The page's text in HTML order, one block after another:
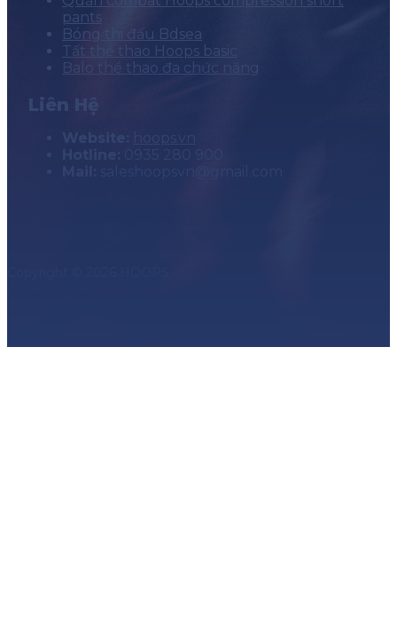
pants
Bóng thi đấu Bdsea
Tất thể thao Hoops basic
Balo thể thao đa chức năng
Liên Hệ